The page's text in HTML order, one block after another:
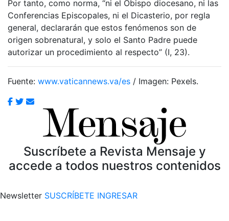
Por tanto, como norma, “ni el Obispo diocesano, ni las
Conferencias Episcopales, ni el Dicasterio, por regla
general, declararán que estos fenómenos son de
origen sobrenatural, y solo el Santo Padre puede
autorizar un procedimiento al respecto” (I, 23).
Fuente: www.vaticannews.va/es / Imagen: Pexels.
Suscríbete a Revista Mensaje y
accede a todos nuestros contenidos
Newsletter SUSCRÍBETE INGRESAR